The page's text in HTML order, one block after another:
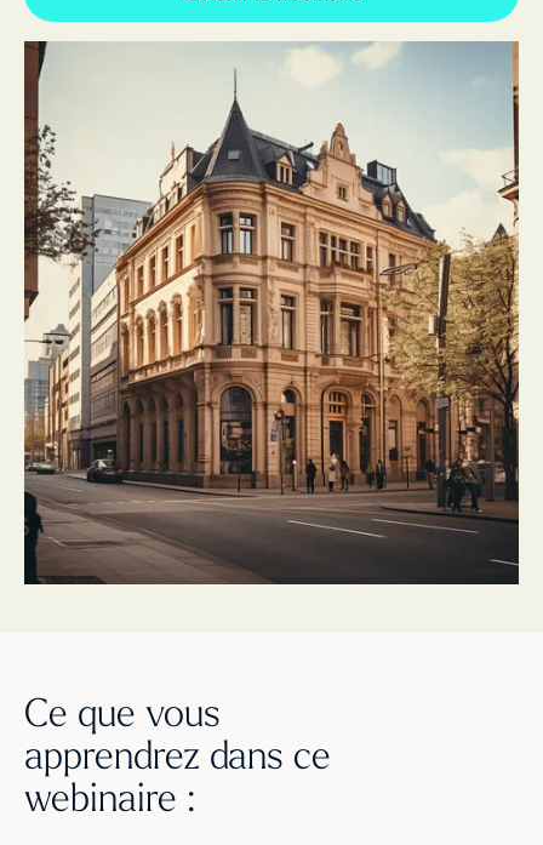
Ce que vous
apprendrez dans ce
webinaire :